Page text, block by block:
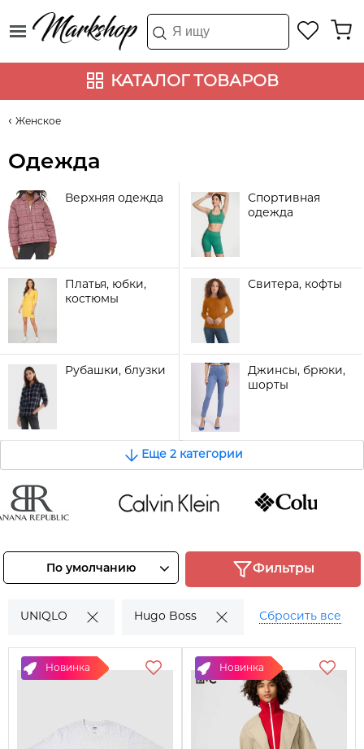
КАТАЛОГ ТОВАРОВ
Женское
Одежда
Верхняя одежда
Спортивная
одежда
Платья, юбки,
костюмы
Свитера, кофты
Рубашки, блузки
Джинсы, брюки,
шорты
Еще 2 категории
Смотреть
Смотреть
товары
По умолчанию Фильтры
UNIQLO Hugo Boss Сбросить все
Новинка Новинка